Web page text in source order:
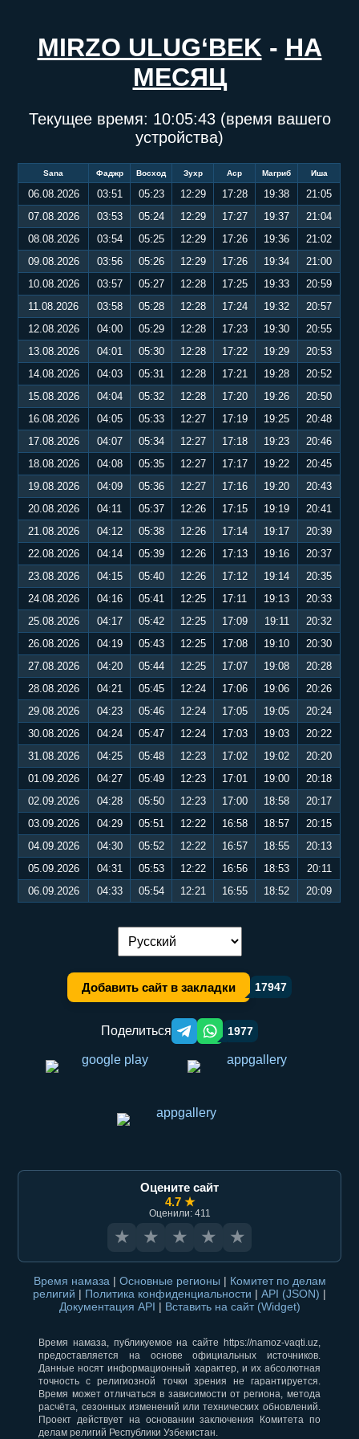
MIRZO ULUG‘BEK- НА
МЕСЯЦ
Текущее время: 10:05:43(время вашего
устройства)
Sana Фаджр Восход Зухр Аср Магриб Иша
06.08.2026 03:51 05:23 12:29 17:28 19:38
21:05
07.08.2026
03:53 05:24 12:29 17:27 19:37
21:04
08.08.2026
03:54 05:25 12:29 17:26 19:36
21:02
09.08.2026
03:56 05:26 12:29 17:26 19:34
21:00
10.08.2026
03:57 05:27 12:28 17:25 19:33
20:59
11.08.2026
03:58 05:28 12:28 17:24 19:32
20:57
12.08.2026
04:00 05:29 12:28 17:23 19:30
20:55
13.08.2026
04:01 05:30 12:28 17:22 19:29
20:53
14.08.2026
04:03 05:31 12:28 17:21 19:28
20:52
15.08.2026
04:04 05:32 12:28 17:20 19:26
20:50
16.08.2026
04:05 05:33 12:27 17:19 19:25
20:48
17.08.2026
04:07 05:34 12:27 17:18 19:23
20:46
18.08.2026
04:08 05:35 12:27 17:17 19:22
20:45
19.08.2026
04:09 05:36 12:27 17:16 19:20
20:43
20.08.2026
04:11 05:37 12:26 17:15 19:19
20:41
21.08.2026
04:12 05:38 12:26 17:14 19:17
20:39
22.08.2026
04:14 05:39 12:26 17:13 19:16
20:37
23.08.2026
04:15 05:40 12:26 17:12 19:14
20:35
24.08.2026
04:16 05:41 12:25 17:11 19:13
20:33
25.08.2026
04:17 05:42 12:25 17:09 19:11
20:32
26.08.2026
04:19 05:43 12:25 17:08 19:10
20:30
27.08.2026
04:20 05:44 12:25 17:07 19:08
20:28
28.08.2026
04:21 05:45 12:24 17:06 19:06
20:26
29.08.2026
04:23 05:46 12:24 17:05 19:05
20:24
30.08.2026
04:24 05:47 12:24 17:03 19:03
20:22
31.08.2026
04:25 05:48 12:23 17:02 19:02
20:20
01.09.2026
04:27 05:49 12:23 17:01 19:00
20:18
02.09.2026
04:28 05:50 12:23 17:00 18:58
20:17
03.09.2026
04:29 05:51 12:22 16:58 18:57
20:15
04.09.2026
04:30 05:52 12:22 16:57 18:55
20:13
05.09.2026
04:31 05:53 12:22 16:56 18:53
20:11
06.09.2026
04:33 05:54 12:21 16:55 18:52 20:09
Переключение языка:
Добавить сайт в закладки 17947
Поделиться Telegram orqali ulashish
WhatsApp orqali ulashish
1977
Оцените сайт
4.7 ★
Оценили: 411
★ ★ ★ ★ ★
Время намаза | Основные регионы | Комитет по делам
религий | Политика конфиденциальности | API (JSON) |
Документация API | Вставить на сайт (Widget)
Время намаза, публикуемое на сайте https://namoz-vaqti.uz,
предоставляется на основе официальных источников.
Данные носят информационный характер, и их абсолютная
точность с религиозной точки зрения не гарантируется.
Время может отличаться в зависимости от региона, метода
расчёта, сезонных изменений или технических обновлений.
Проект действует на основании заключения Комитета по
делам религий Республики Узбекистан.